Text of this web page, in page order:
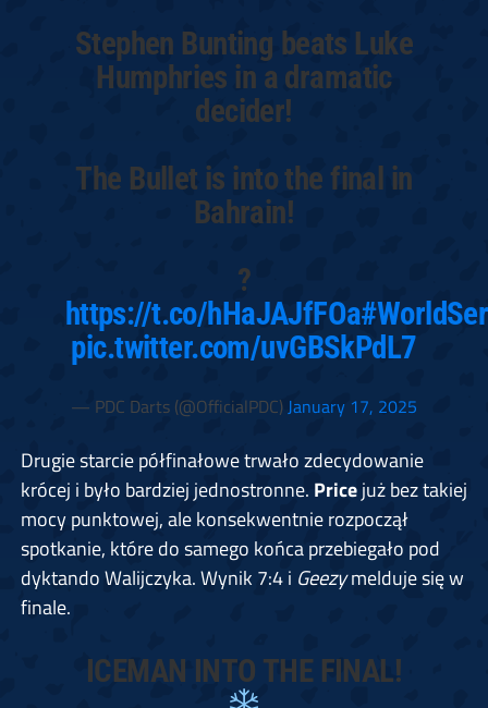
Stephen Bunting beats Luke
Humphries in a dramatic
decider!
The Bullet is into the final in
Bahrain!
?
https://t.co/hHaJAJfFOa
pic.twitter.com/uvGBSkPdL7
— PDC Darts (@OfficialPDC)January 17, 2025
Drugie starcie półfinałowe trwało zdecydowanie
krócej i było bardziej jednostronne. Pricejuż bez takiej
mocy punktowej, ale konsekwentnie rozpoczął
spotkanie, które do samego końca przebiegało pod
dyktando Walijczyka. Wynik 7:4 i Geezymelduje się w
finale.
ICEMAN INTO THE FINAL!